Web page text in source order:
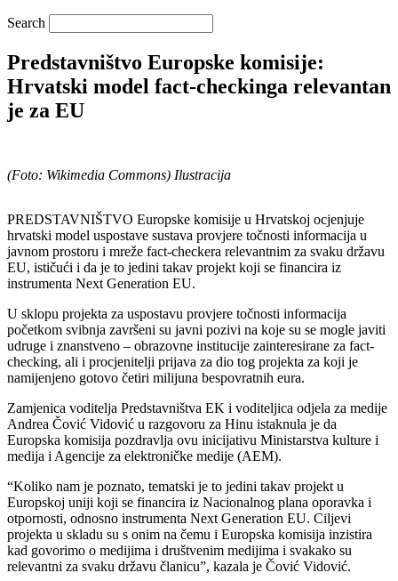
Search
Predstavništvo Europske komisije:
Hrvatski model fact-checkinga relevantan
je za EU
(Foto: Wikimedia Commons) Ilustracija
PREDSTAVNIŠTVO Europske komisije u Hrvatskoj ocjenjuje
hrvatski model uspostave sustava provjere točnosti informacija u
javnom prostoru i mreže fact-checkera relevantnim za svaku državu
EU, ističući i da je to jedini takav projekt koji se financira iz
instrumenta Next Generation EU.
U sklopu projekta za uspostavu provjere točnosti informacija
početkom svibnja završeni su javni pozivi na koje su se mogle javiti
udruge i znanstveno – obrazovne institucije zainteresirane za fact-
checking, ali i procjenitelji prijava za dio tog projekta za koji je
namijenjeno gotovo četiri milijuna bespovratnih eura.
Zamjenica voditelja Predstavništva EK i voditeljica odjela za medije
Andrea Čović Vidović u razgovoru za Hinu istaknula je da
Europska komisija pozdravlja ovu inicijativu Ministarstva kulture i
medija i Agencije za elektroničke medije (AEM).
“Koliko nam je poznato, tematski je to jedini takav projekt u
Europskoj uniji koji se financira iz Nacionalnog plana oporavka i
otpornosti, odnosno instrumenta Next Generation EU. Ciljevi
projekta u skladu su s onim na čemu i Europska komisija inzistira
kad govorimo o medijima i društvenim medijima i svakako su
relevantni za svaku državu članicu”, kazala je Čović Vidović.